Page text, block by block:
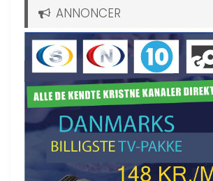
ANNONCER